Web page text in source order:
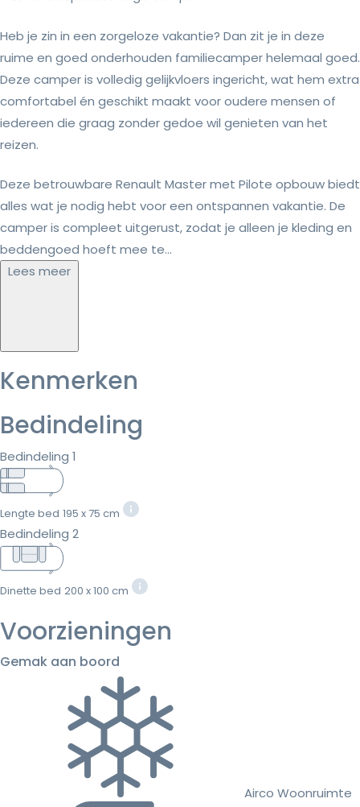
Heb je zin in een zorgeloze vakantie? Dan zit je in deze
ruime en goed onderhouden familiecamper helemaal goed.
Deze camper is volledig gelijkvloers ingericht, wat hem extra
comfortabel én geschikt maakt voor oudere mensen of
iedereen die graag zonder gedoe wil genieten van het
reizen.
Deze betrouwbare Renault Master met Pilote opbouw biedt
alles wat je nodig hebt voor een ontspannen vakantie. De
camper is compleet uitgerust, zodat je alleen je kleding en
beddengoed hoeft mee te...
Lees meer
Kenmerken
Bedindeling
Bedindeling 1
Lengte bed 195 x 75 cm
Bedindeling 2
Dinette bed 200 x 100 cm
Voorzieningen
Gemak aan boord
Airco Woonruimte